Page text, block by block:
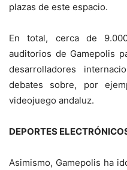
plazas de este espacio.
En total, cerca de
auditorios de Gamepolis
desarrolladores
debates sobre, por
videojuego andaluz.
DEPORTES
Asimismo, Gamepolis ha